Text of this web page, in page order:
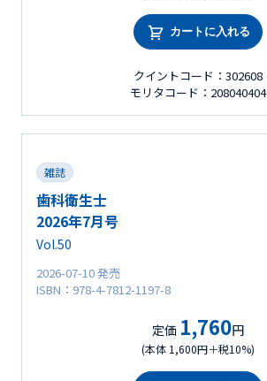
カートに入れる
クイントコード：302608
モリタコード：208040404
雑誌
歯科衛生士
2026年7月号
Vol.50
2026-07-10 発売
ISBN：978-4-7812-1197-8
定価 1,760円
(本体 1,600円＋税10%)